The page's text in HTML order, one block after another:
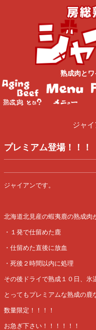
熟成肉と
ジャ
プレミアム登場！！！
ジャイアンです。
北海道北見産の蝦夷鹿の熟成肉
・１発で仕留めた鹿
・仕留めた直後に放血
・死後２時間以内に処理
その後ドライで熟成１０日、氷
とってもプレミアムな熟成の鹿
数量限定！！！！
お急ぎ下さい！！！！！！